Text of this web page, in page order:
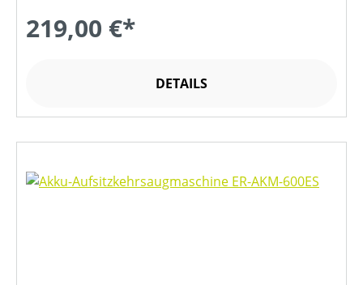
219,00 €*
DETAILS